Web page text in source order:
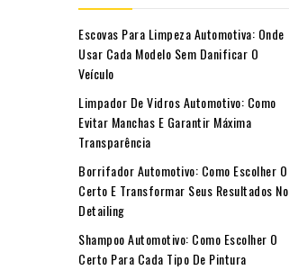
Escovas Para Limpeza Automotiva: Onde
Usar Cada Modelo Sem Danificar O
Veículo
Limpador De Vidros Automotivo: Como
Evitar Manchas E Garantir Máxima
Transparência
Borrifador Automotivo: Como Escolher O
Certo E Transformar Seus Resultados No
Detailing
Shampoo Automotivo: Como Escolher O
Certo Para Cada Tipo De Pintura